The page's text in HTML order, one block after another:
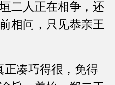
二人正在相争，还
相问，只见恭亲王
正凑巧得很，免得